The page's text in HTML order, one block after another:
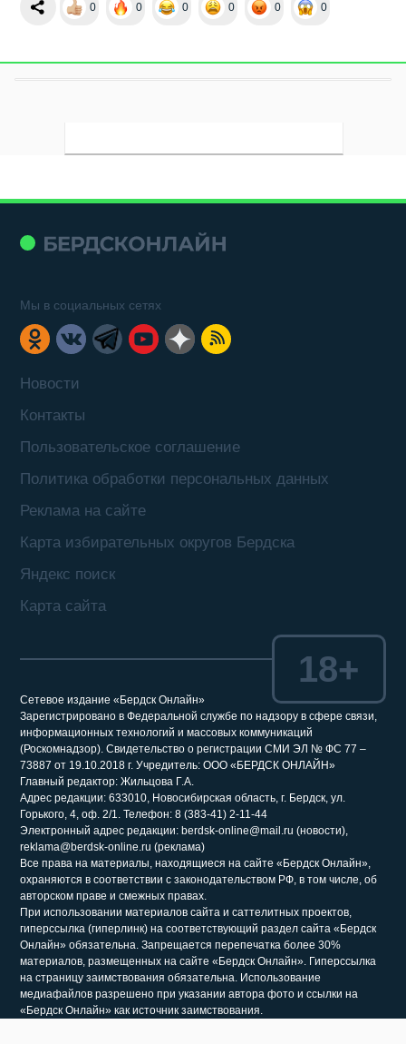
0 0 0 0 0 0
Новости
Контакты
Пользовательское соглашение
Политика обработки персональных данных
Реклама на сайте
Карта избирательных округов Бердска
Яндекс поиск
Карта сайта
Мы в социальных сетях
Сетевое издание «Бердск Онлайн»
Зарегистрировано в Федеральной службе по надзору в сфере связи,
информационных технологий и массовых коммуникаций
(Роскомнадзор). Свидетельство о регистрации СМИ ЭЛ № ФС 77 –
73887 от 19.10.2018 г. Учредитель: ООО «БЕРДСК ОНЛАЙН»
Главный редактор: Жильцова Г.А.
Адрес редакции: 633010, Новосибирская область, г. Бердск, ул.
Горького, 4, оф. 2/1. Телефон: 8 (383-41) 2-11-44
Электронный адрес редакции: berdsk-online@mail.ru (новости),
reklama@berdsk-online.ru (реклама)
Все права на материалы, находящиеся на сайте «Бердск Онлайн»,
охраняются в соответствии с законодательством РФ, в том числе, об
авторском праве и смежных правах.
При использовании материалов сайта и саттелитных проектов,
гиперссылка (гиперлинк) на соответствующий раздел сайта «Бердск
Онлайн» обязательна. Запрещается перепечатка более 30%
материалов, размещенных на сайте «Бердск Онлайн». Гиперссылка
на страницу заимствования обязательна. Использование
медиафайлов разрешено при указании автора фото и ссылки на
«Бердск Онлайн» как источник заимствования.
18+